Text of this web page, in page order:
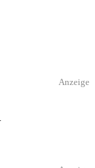
Anzeige